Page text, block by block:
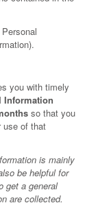
you with timely
Information
so that you
use of that
is mainly
be helpful for
get a general
are collected.